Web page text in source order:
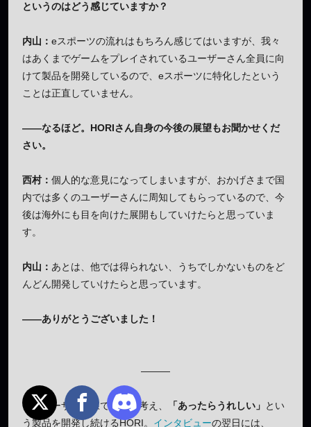
というのはどう感じていますか？
内山： eスポーツの流れはもちろん感じてはいますが、我々
はあくまでゲームをプレイされているユーザーさん全員に向
けて製品を開発しているので、eスポーツに特化したという
ことは正直していません。
——なるほど。HORIさん自身の今後の展望もお聞かせくだ
さい。
西村： 個人的な意見になってしまいますが、おかげさまで国
内では多くのユーザーさんに周知してもらっているので、今
後は海外にも目を向けた展開もしていけたらと思っていま
す。
内山： あとは、他では得られない、うちでしかないものをど
んどん開発していけたらと思っています。
——ありがとうございました！
———
日々ユーザー目線で物事を考え、 「あったらうれしい」 とい
う製品を開発し続けるHORI。 インタビューの翌日には、